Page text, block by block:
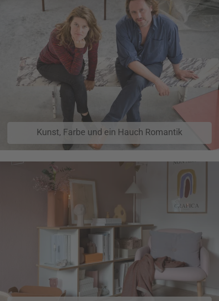
Kunst, Farbe und ein Hauch Romantik